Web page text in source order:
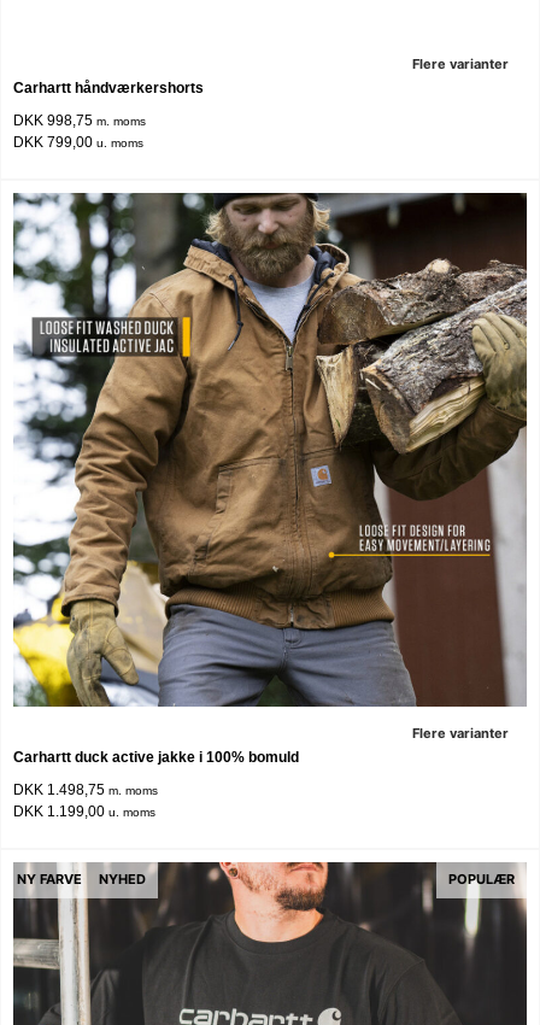
Flere varianter
Carhartt håndværkershorts
DKK 998,75 m. moms
DKK 799,00 u. moms
Flere varianter
Carhartt duck active jakke i 100% bomuld
DKK 1.498,75 m. moms
DKK 1.199,00 u. moms
NY FARVE NYHED POPULÆR